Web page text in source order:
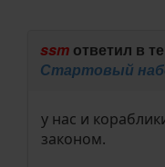
ssm ответил в
Стартовый
у нас и
законом.